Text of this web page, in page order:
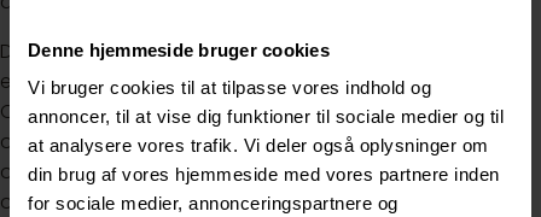
Denne hjemmeside bruger cookies
Vi bruger cookies til at tilpasse vores indhold og
annoncer, til at vise dig funktioner til sociale medier og til
at analysere vores trafik. Vi deler også oplysninger om
din brug af vores hjemmeside med vores partnere inden
for sociale medier, annonceringspartnere og
Den ugentlige arbejdstid er på 37 timer og du ansættes
efter fællesoverenskomst mellem Finansministeriet og
Offentligt Ansattes Organisationer – Det statslige
område (OAO-fællesoverenskomsten) og
organisationsaftale for Kontorfunktionærer, Laboranter
og It-medarbejdere (HK) i staten.